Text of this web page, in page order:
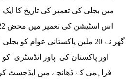
میں بجلی کی تعمیر کی تاریخ کا ایک
گھر نے 20 ملین پاکستانی عوام
اور پاکستان کی پاور انڈسٹری
فراہمی کے ڈھانچے میں ایڈجسٹ